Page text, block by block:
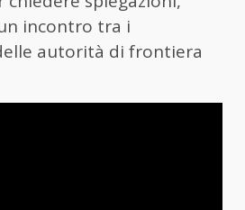
incontro tra i
autorità di frontiera